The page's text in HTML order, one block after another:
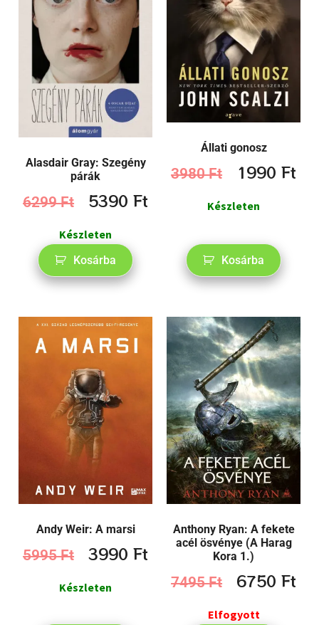
Alasdair Gray: Szegény
párák
6299Ft 5390 Ft
Készleten
Kosárba
Állati gonosz
3980Ft 1990 Ft
Készleten
Kosárba
Andy Weir: A marsi
5995Ft 3990 Ft
Készleten
Anthony Ryan: A fekete
acél ösvénye (A Harag
Kora 1.)
7495Ft 6750 Ft
Elfogyott